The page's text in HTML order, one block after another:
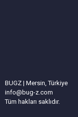
BUGZ | Mersin, Türkiye
info@bug-z.com
Tüm hakları saklıdır.